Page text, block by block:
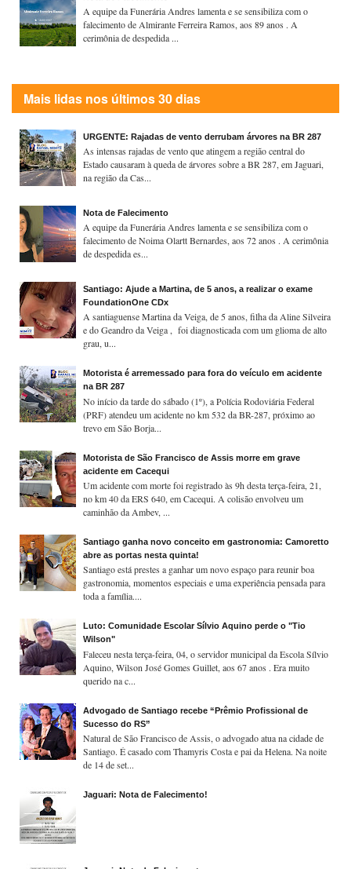
A equipe da Funerária Andres lamenta e se sensibiliza com o
falecimento de Almirante Ferreira Ramos, aos 89 anos . A
cerimônia de despedida ...
Mais lidas nos últimos 30 dias
URGENTE: Rajadas de vento derrubam árvores na BR 287
As intensas rajadas de vento que atingem a região central do
Estado causaram à queda de árvores sobre a BR 287, em Jaguari,
na região da Cas...
Nota de Falecimento
A equipe da Funerária Andres lamenta e se sensibiliza com o
falecimento de Noima Olartt Bernardes, aos 72 anos . A cerimônia
de despedida es...
Santiago: Ajude a Martina, de 5 anos, a realizar o exame
FoundationOne CDx
A santiaguense Martina da Veiga, de 5 anos, filha da Aline Silveira
e do Geandro da Veiga , foi diagnosticada com um glioma de alto
grau, u...
Motorista é arremessado para fora do veículo em acidente
na BR 287
No início da tarde do sábado (1º), a Polícia Rodoviária Federal
(PRF) atendeu um acidente no km 532 da BR-287, próximo ao
trevo em São Borja...
Motorista de São Francisco de Assis morre em grave
acidente em Cacequi
Um acidente com morte foi registrado às 9h desta terça-feira, 21,
no km 40 da ERS 640, em Cacequi. A colisão envolveu um
caminhão da Ambev, ...
Santiago ganha novo conceito em gastronomia: Camoretto
abre as portas nesta quinta!
Santiago está prestes a ganhar um novo espaço para reunir boa
gastronomia, momentos especiais e uma experiência pensada para
toda a família....
Luto: Comunidade Escolar Sílvio Aquino perde o "Tio
Wilson"
Faleceu nesta terça-feira, 04, o servidor municipal da Escola Sílvio
Aquino, Wilson José Gomes Guillet, aos 67 anos . Era muito
querido na c...
Advogado de Santiago recebe “Prêmio Profissional de
Sucesso do RS”
Natural de São Francisco de Assis, o advogado atua na cidade de
Santiago. É casado com Thamyris Costa e pai da Helena. Na noite
de 14 de set...
Jaguari: Nota de Falecimento!